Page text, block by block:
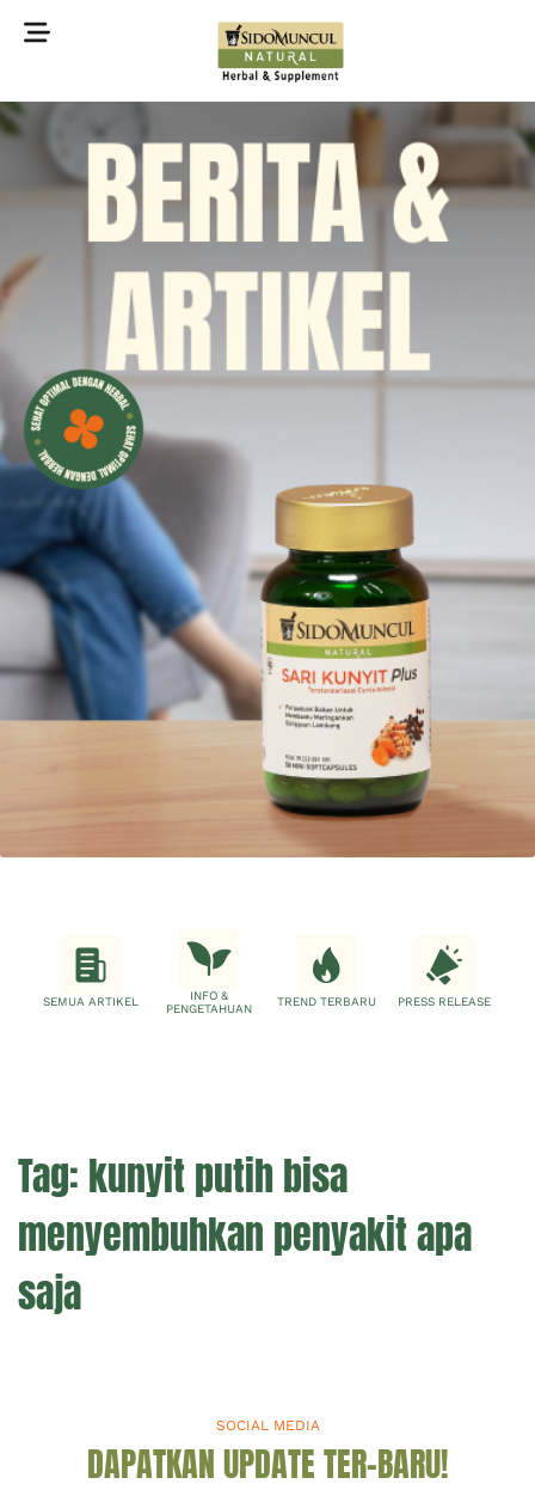
©2022 Sidomuncul Natural All right reserved
SEMUA ARTIKEL
INFO &
PENGETAHUAN
TREND TERBARU PRESS RELEASE
Tag: kunyit putih bisa
menyembuhkan penyakit apa
saja
SOCIAL MEDIA
DAPATKAN UPDATE TER-BARU!